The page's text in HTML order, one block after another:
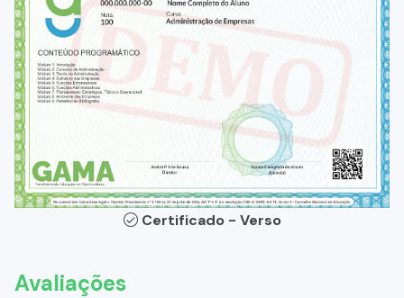
Certificado - Verso
Avaliações